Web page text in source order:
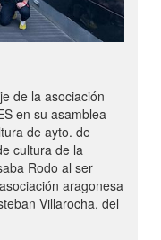
de la asociación
en su asamblea
de ayto. de
cultura de la
Rodo al ser
aragonesa
Villarocha, del